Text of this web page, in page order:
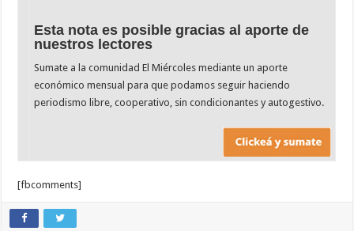
Esta nota es posible gracias al aporte de
nuestros lectores
Sumate a la comunidad El Miércoles mediante un aporte
económico mensual para que podamos seguir haciendo
periodismo libre, cooperativo, sin condicionantes y autogestivo.
[fbcomments]